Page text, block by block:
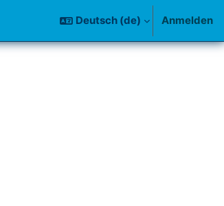
Deutsch ‎(de)‎ Anmelden